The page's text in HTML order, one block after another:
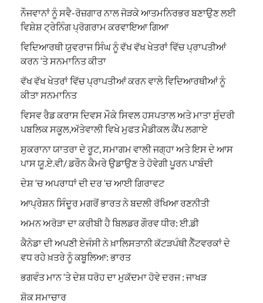
ਨੌਜਵਾਨਾਂ ਨੂੰ ਸਵੈ-ਰੋਜ਼ਗਾਰ ਨਾਲ ਜੋੜਕੇ ਆਤਮਨਿਰਭਰ ਬਣਾਉਣ ਲਈ
ਵਿਸ਼ੇਸ਼ ਟ੍ਰੇਨਿੰਗ ਪ੍ਰੋਗਰਾਮ ਕਰਵਾਇਆ ਗਿਆ
ਵਿਦਿਆਰਥੀ ਯੁਵਰਾਜ ਸਿੰਘ ਨੂੰ ਵੱਖ ਵੱਖ ਖੇਤਰਾਂ ਵਿੱਚ ਪ੍ਰਾਪਤੀਆਂ
ਕਰਨ ‘ਤੇ ਸਨਮਾਨਿਤ ਕੀਤਾ
ਵੱਖ ਵੱਖ ਖੇਤਰਾਂ ਵਿੱਚ ਪ੍ਰਾਪਤੀਆਂ ਕਰਨ ਵਾਲੇ ਵਿਦਿਆਰਥੀਆਂ ਨੂੰ
ਕੀਤਾ ਸਨਮਾਨਿਤ
ਵਿਸਵ ਰੈਡ ਕਰਾਸ ਦਿਵਸ ਮੌਕੇ ਸਿਵਲ ਹਸਪਤਾਲ ਅਤੇ ਮਾਤਾ ਸੁੰਦਰੀ
ਪਬਲਿਕ ਸਕੂਲ,ਅੱਤੇਵਾਲੀ ਵਿਖੇ ਮੁਫਤ ਮੈਡੀਕਲ ਕੈਂਪ ਲਗਾਏ
ਸੁਕਰਾਨਾ ਯਾਤਰਾ ਦੇ ਰੂਟ, ਸਮਾਗਮ ਵਾਲੀ ਜਗ੍ਹਾ ਅਤੇ ਇਸ ਦੇ ਆਸ
ਪਾਸ ਯੂ.ਏ.ਵੀ/ ਡਰੌਨ ਕੈਮਰੇ ਉਡਾਉਣ ਤੇ ਹੋਵੇਗੀ ਪੂਰਨ ਪਾਬੰਦੀ
ਦੇਸ਼ ‘ਚ ਅਪਰਾਧਾਂ ਦੀ ਦਰ ‘ਚ ਆਈ ਗਿਰਾਵਟ
ਆਪ੍ਰੇਸ਼ਨ ਸਿੰਦੂਰ ਮਗਰੋਂ ਭਾਰਤ ਨੇ ਬਦਲੀ ਰੱਖਿਆ ਰਣਨੀਤੀ
ਅਮਨ ਅਰੋੜਾ ਦਾ ਕਰੀਬੀ ਹੈ ਬਿਲਡਰ ਗੌਰਵ ਧੀਰ: ਈ.ਡੀ
ਕੈਨੇਡਾ ਦੀ ਅਪਣੀ ਏਜੰਸੀ ਨੇ ਖ਼ਾਲਿਸਤਾਨੀ ਕੱਟੜਪੰਥੀ ਨੈੱਟਵਰਕਾਂ ਦੇ
ਵਧ ਰਹੇ ਖ਼ਤਰੇ ਨੂੰ ਕਬੂਲਿਆ: ਭਾਰਤ
ਭਗਵੰਤ ਮਾਨ ‘ਤੇ ਦੇਸ਼ ਧਰੋਹ ਦਾ ਮੁਕੱਦਮਾ ਹੋਵੇ ਦਰਜ : ਜਾਖੜ
ਸ਼ੋਕ ਸਮਾਚਾਰ